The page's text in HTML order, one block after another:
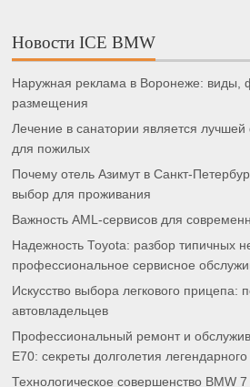
Новости ICE BMW
Наружная реклама в Воронеже: виды,
размещения
Лечение в санатории является
для пожилых
Почему отель Азимут в Санкт-
выбор для проживания
Важность AML-сервисов для
Надежность Toyota: разбор типичных
профессиональное сервисное
Искусство выбора легкового прицепа:
автовладельцев
Профессиональный ремонт и
E70: секреты долголетия
Технологическое совершенство BMW